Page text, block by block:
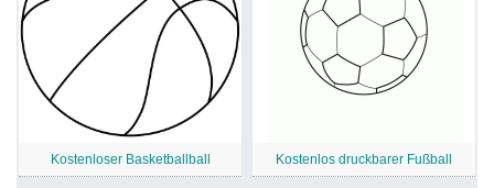
Kostenloser Basketballball Kostenlos druckbarer Fußball